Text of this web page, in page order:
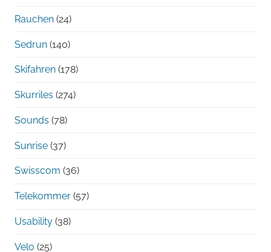
Rauchen (24)
Sedrun (140)
Skifahren (178)
Skurriles (274)
Sounds (78)
Sunrise (37)
Swisscom (36)
Telekommer (57)
Usability (38)
Velo (25)